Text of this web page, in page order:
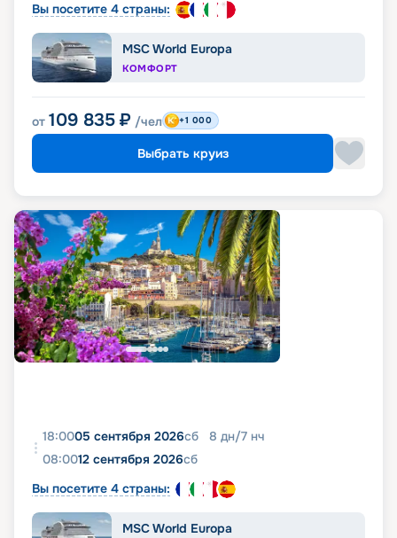
Вы посетите 4 страны:
MSC World Europa
КОМФОРТ
от 109 835 ₽ /чел +1 000
Выбрать круиз
18:0005 сентября 2026сб 8 дн/7 нч
08:0012 сентября 2026сб
Вы посетите 4 страны:
MSC World Europa